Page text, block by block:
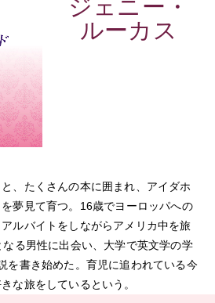
ジェニー・
ルーカス
、たくさんの本に囲まれ、アイダホ
夢見て育つ。16歳でヨーロッパへの
ルバイトをしながらアメリカ中を旅
る男性に出会い、大学で英文学の学
を書き始めた。育児に追われている今
な旅をしているという。